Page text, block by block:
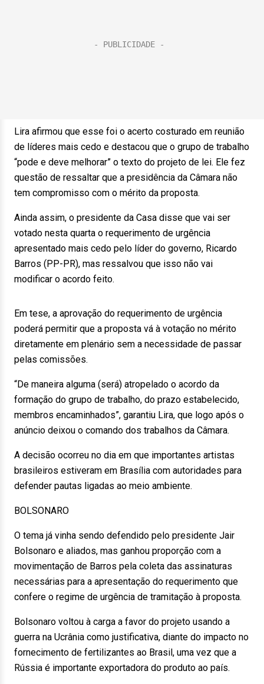
Lira afirmou que esse foi o acerto costurado em reunião
de líderes mais cedo e destacou que o grupo de trabalho
“pode e deve melhorar” o texto do projeto de lei. Ele fez
questão de ressaltar que a presidência da Câmara não
tem compromisso com o mérito da proposta.
Ainda assim, o presidente da Casa disse que vai ser
votado nesta quarta o requerimento de urgência
apresentado mais cedo pelo líder do governo, Ricardo
Barros (PP-PR), mas ressalvou que isso não vai
modificar o acordo feito.
Em tese, a aprovação do requerimento de urgência
poderá permitir que a proposta vá à votação no mérito
diretamente em plenário sem a necessidade de passar
pelas comissões.
“De maneira alguma (será) atropelado o acordo da
formação do grupo de trabalho, do prazo estabelecido,
membros encaminhados”, garantiu Lira, que logo após o
anúncio deixou o comando dos trabalhos da Câmara.
A decisão ocorreu no dia em que importantes artistas
brasileiros estiveram em Brasília com autoridades para
defender pautas ligadas ao meio ambiente.
BOLSONARO
O tema já vinha sendo defendido pelo presidente Jair
Bolsonaro e aliados, mas ganhou proporção com a
movimentação de Barros pela coleta das assinaturas
necessárias para a apresentação do requerimento que
confere o regime de urgência de tramitação à proposta.
Bolsonaro voltou à carga a favor do projeto usando a
guerra na Ucrânia como justificativa, diante do impacto no
fornecimento de fertilizantes ao Brasil, uma vez que a
Rússia é importante exportadora do produto ao país.